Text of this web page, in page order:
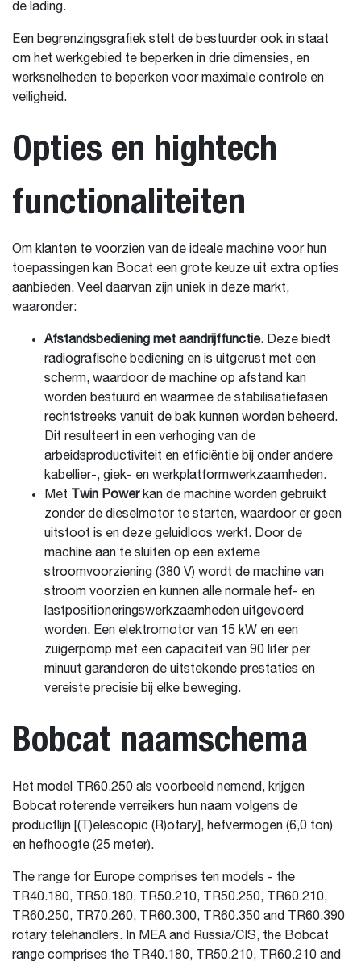
de lading.
Een begrenzingsgrafiek stelt de bestuurder ook in staat
om het werkgebied te beperken in drie dimensies, en
werksnelheden te beperken voor maximale controle en
veiligheid.
Opties en hightech
functionaliteiten
Om klanten te voorzien van de ideale machine voor hun
toepassingen kan Bocat een grote keuze uit extra opties
aanbieden. Veel daarvan zijn uniek in deze markt,
waaronder:
Afstandsbediening met aandrijffunctie. Deze biedt
radiografische bediening en is uitgerust met een
scherm, waardoor de machine op afstand kan
worden bestuurd en waarmee de stabilisatiefasen
rechtstreeks vanuit de bak kunnen worden beheerd.
Dit resulteert in een verhoging van de
arbeidsproductiviteit en efficiëntie bij onder andere
kabellier-, giek- en werkplatformwerkzaamheden.
Met
Twin Powerkan de machine worden gebruikt
zonder de dieselmotor te starten, waardoor er geen
uitstoot is en deze geluidloos werkt. Door de
machine aan te sluiten op een externe
stroomvoorziening (380 V) wordt de machine van
stroom voorzien en kunnen alle normale hef- en
lastpositioneringswerkzaamheden uitgevoerd
worden. Een elektromotor van 15 kW en een
zuigerpomp met een capaciteit van 90 liter per
minuut garanderen de uitstekende prestaties en
vereiste precisie bij elke beweging.
Bobcat naamschema
Het model TR60.250 als voorbeeld nemend, krijgen
Bobcat roterende verreikers hun naam volgens de
productlijn [(T)elescopic (R)otary], hefvermogen (6,0 ton)
en hefhoogte (25 meter).
The range for Europe comprises ten models - the
TR40.180, TR50.180, TR50.210, TR50.250, TR60.210,
TR60.250, TR70.260, TR60.300, TR60.350 and TR60.390
rotary telehandlers. In MEA and Russia/CIS, the Bobcat
range comprises the TR40.180, TR50.210, TR60.210 and